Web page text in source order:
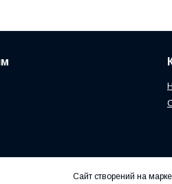
Сайт створений на